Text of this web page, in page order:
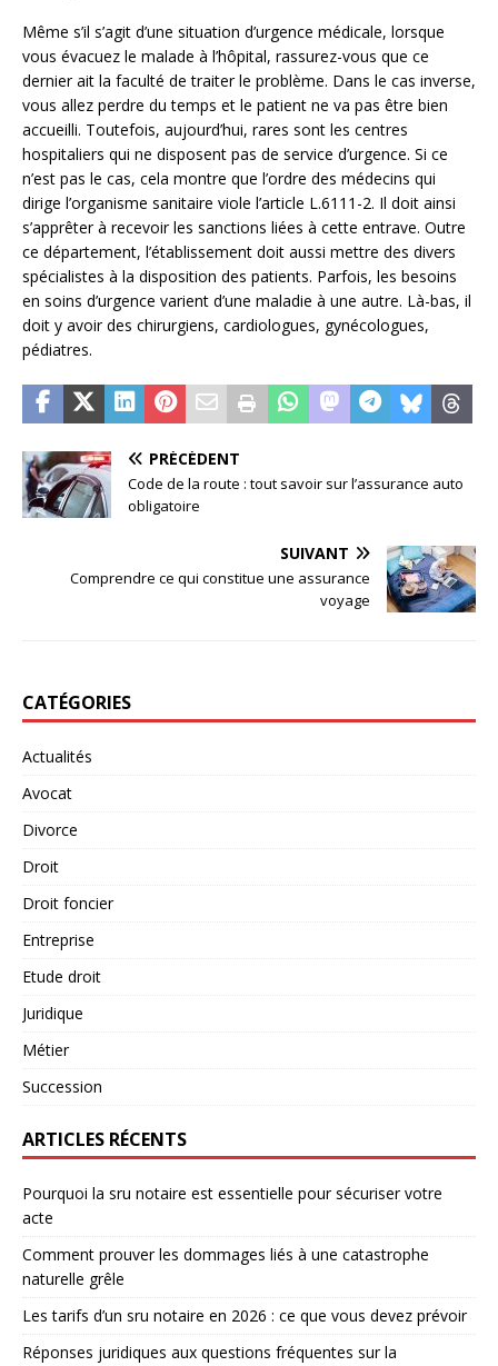
Même s’il s’agit d’une situation d’urgence médicale, lorsque
vous évacuez le malade à l’hôpital, rassurez-vous que ce
dernier ait la faculté de traiter le problème. Dans le cas inverse,
vous allez perdre du temps et le patient ne va pas être bien
accueilli. Toutefois, aujourd’hui, rares sont les centres
hospitaliers qui ne disposent pas de service d’urgence. Si ce
n’est pas le cas, cela montre que l’ordre des médecins qui
dirige l’organisme sanitaire viole l’article L.6111-2. Il doit ainsi
s’apprêter à recevoir les sanctions liées à cette entrave. Outre
ce département, l’établissement doit aussi mettre des divers
spécialistes à la disposition des patients. Parfois, les besoins
en soins d’urgence varient d’une maladie à une autre. Là-bas, il
doit y avoir des chirurgiens, cardiologues, gynécologues,
pédiatres.
PRÉCÉDENT
Code de la route : tout savoir sur l’assurance auto
obligatoire
SUIVANT
Comprendre ce qui constitue une assurance
voyage
CATÉGORIES
Actualités
Avocat
Divorce
Droit
Droit foncier
Entreprise
Etude droit
Juridique
Métier
Succession
ARTICLES RÉCENTS
Pourquoi la sru notaire est essentielle pour sécuriser votre
acte
Comment prouver les dommages liés à une catastrophe
naturelle grêle
Les tarifs d’un sru notaire en 2026 : ce que vous devez prévoir
Réponses juridiques aux questions fréquentes sur la